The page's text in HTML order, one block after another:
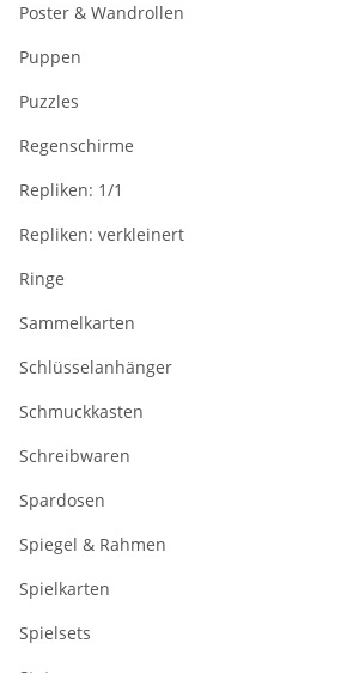
Poster & Wandrollen
Puppen
Puzzles
Regenschirme
Repliken: 1/1
Repliken: verkleinert
Ringe
Sammelkarten
Schlüsselanhänger
Schmuckkasten
Schreibwaren
Spardosen
Spiegel & Rahmen
Spielkarten
Spielsets